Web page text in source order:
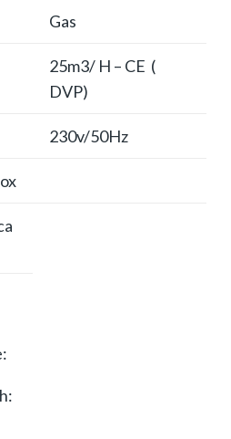
Gas
25m3/ H – CE (
DVP)
230v/50Hz